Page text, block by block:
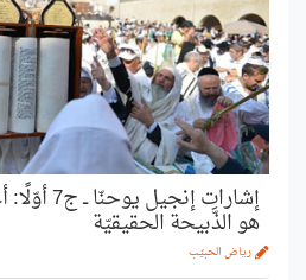
إشارات
هو الذَّبيحة الحقيقيّة
رياض الحبيّب